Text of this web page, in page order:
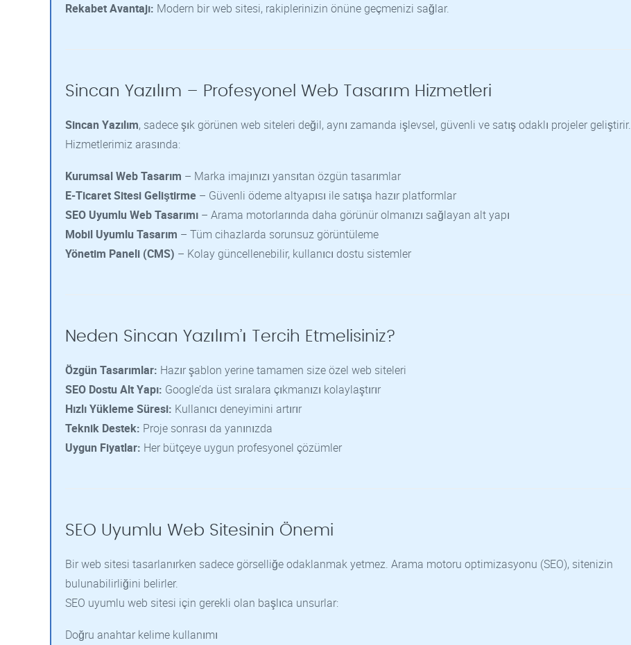
Rekabet Avantajı: Modern bir web sitesi, rakiplerinizin önüne geçmenizi sağlar.
Sincan Yazılım – Profesyonel Web Tasarım Hizmetleri
Sincan Yazılım, sadece şık görünen web siteleri değil, aynı zamanda işlevsel, güvenli ve satış odaklı projeler geliştirir.
Hizmetlerimiz arasında:
Kurumsal Web Tasarım – Marka imajınızı yansıtan özgün tasarımlar
E-Ticaret Sitesi Geliştirme – Güvenli ödeme altyapısı ile satışa hazır platformlar
SEO Uyumlu Web Tasarımı – Arama motorlarında daha görünür olmanızı sağlayan alt yapı
Mobil Uyumlu Tasarım – Tüm cihazlarda sorunsuz görüntüleme
Yönetim Paneli (CMS) – Kolay güncellenebilir, kullanıcı dostu sistemler
Neden Sincan Yazılım’ı Tercih Etmelisiniz?
Özgün Tasarımlar: Hazır şablon yerine tamamen size özel web siteleri
SEO Dostu Alt Yapı: Google’da üst sıralara çıkmanızı kolaylaştırır
Hızlı Yükleme Süresi: Kullanıcı deneyimini artırır
Teknik Destek: Proje sonrası da yanınızda
Uygun Fiyatlar: Her bütçeye uygun profesyonel çözümler
SEO Uyumlu Web Sitesinin Önemi
Bir web sitesi tasarlanırken sadece görselliğe odaklanmak yetmez. Arama motoru optimizasyonu (SEO), sitenizin
bulunabilirliğini belirler.
SEO uyumlu web sitesi için gerekli olan başlıca unsurlar:
Doğru anahtar kelime kullanımı